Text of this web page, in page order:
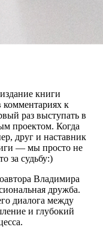
книги
комментариях к
раз выступать в
проектом. Когда
друг и наставник
— мы просто не
за судьбу:)
Владимира
дружба.
диалога между
и глубокий